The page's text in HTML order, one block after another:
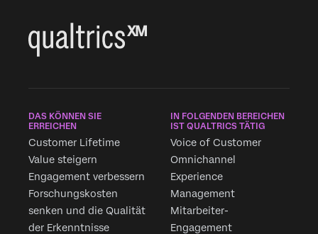
DAS KÖNNEN SIE
ERREICHEN
Customer Lifetime
Value steigern
Engagement verbessern
Forschungskosten
senken und die Qualität
der Erkenntnisse
IN FOLGENDEN BEREICHEN
IST QUALTRICS TÄTIG
Voice of Customer
Omnichannel
Experience
Management
Mitarbeiter-
Engagement